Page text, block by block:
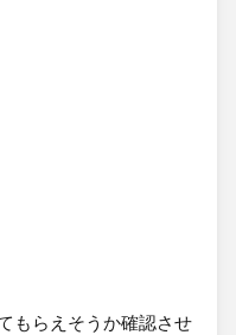
上で表計算を書
いのですが、難易度が
せん。
もらえそうか確認させ